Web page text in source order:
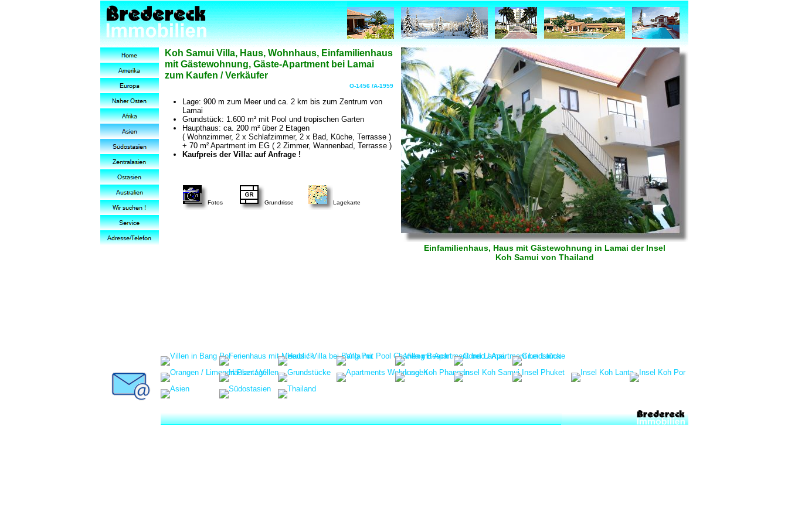
Fotos
O-1456 /A-1959
Grundrisse
Einfamilienhaus, Haus mit Gästewohnung in Lamai der Insel
Koh Samui von Thailand
Koh Samui Villa, Haus, Wohnhaus, Einfamilienhaus
mit Gästewohnung, Gäste-Apartment bei Lamai
zum Kaufen / Verkäufer
Lage: 900 m zum Meer und ca. 2 km bis zum Zentrum von
Lamai
Grundstück: 1.600 m² mit Pool und tropischen Garten
Haupthaus: ca. 200 m² über 2 Etagen
( Wohnzimmer, 2 x Schlafzimmer, 2 x Bad, Küche, Terrasse )
+ 70 m² Apartment im EG ( 2 Zimmer, Wannenbad, Terrasse )
Kaufpreis der Villa: auf Anfrage !
Lagekarte